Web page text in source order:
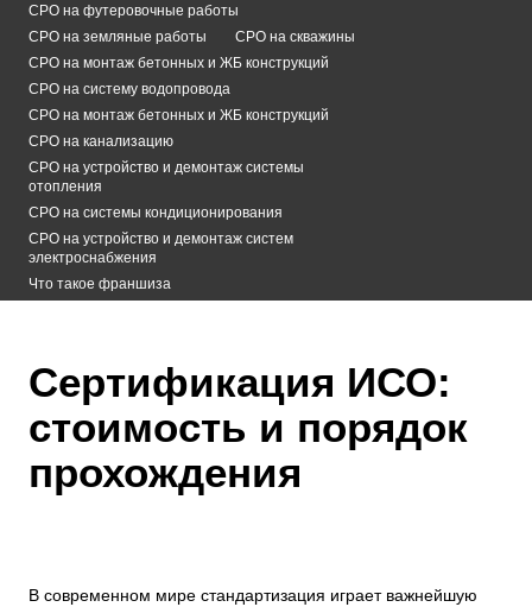
СРО на футеровочные работы
СРО на земляные работы
СРО на скважины
СРО на монтаж бетонных и ЖБ конструкций
СРО на систему водопровода
СРО на монтаж бетонных и ЖБ конструкций
СРО на канализацию
СРО на устройство и демонтаж системы
отопления
СРО на системы кондиционирования
СРО на устройство и демонтаж систем
электроснабжения
Что такое франшиза
Сертификация ИСО:
стоимость и порядок
прохождения
В современном мире стандартизация играет важнейшую